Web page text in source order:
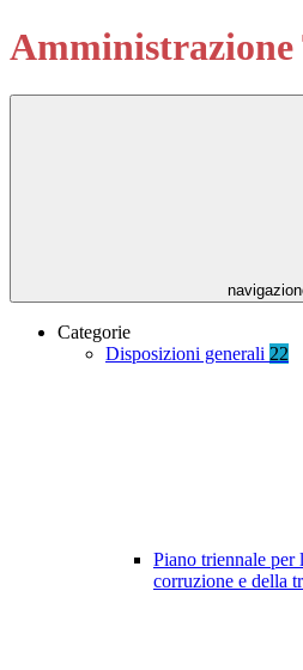
Amministrazione
Categorie
Disposizioni generali 22
Piano triennale per
corruzione e della